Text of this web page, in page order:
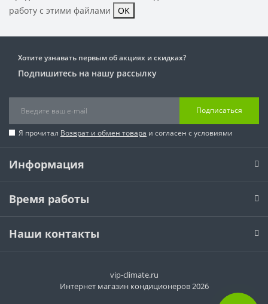
работу с этими файлами
OK
Хотите узнавать первым об акциях и скидках?
Подпишитесь на нашу рассылку
Подписаться
Я прочитал Возврат и обмен товара и согласен с условиями
Информация
Время работы
Наши контакты
vip-climate.ru
Интернет магазин кондиционеров 2026